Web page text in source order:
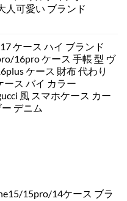
人可愛い ブランド
ケース ハイ ブランド
16pro ケース 手帳 型 ヴ
ケース 財布 代わり
ス バイ カラー
風 スマホケース カー
デニム
15pro/14ケース ブラ